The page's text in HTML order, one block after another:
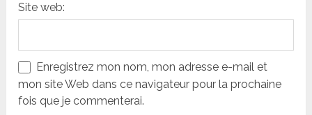
Site web:
Enregistrez mon nom, mon adresse e-mail et
mon site Web dans ce navigateur pour la prochaine
fois que je commenterai.